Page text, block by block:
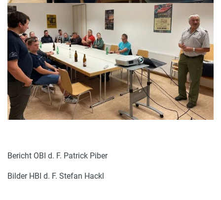
Bericht OBI d. F. Patrick Piber
Bilder HBI d. F. Stefan Hackl